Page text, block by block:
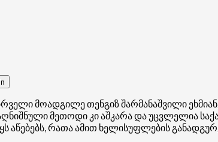
მოადგილე თენგიზ შარმანაშვილი
მეთოდი კი აშკარა და უცვლელია
რათა ამით ხელისუფლების